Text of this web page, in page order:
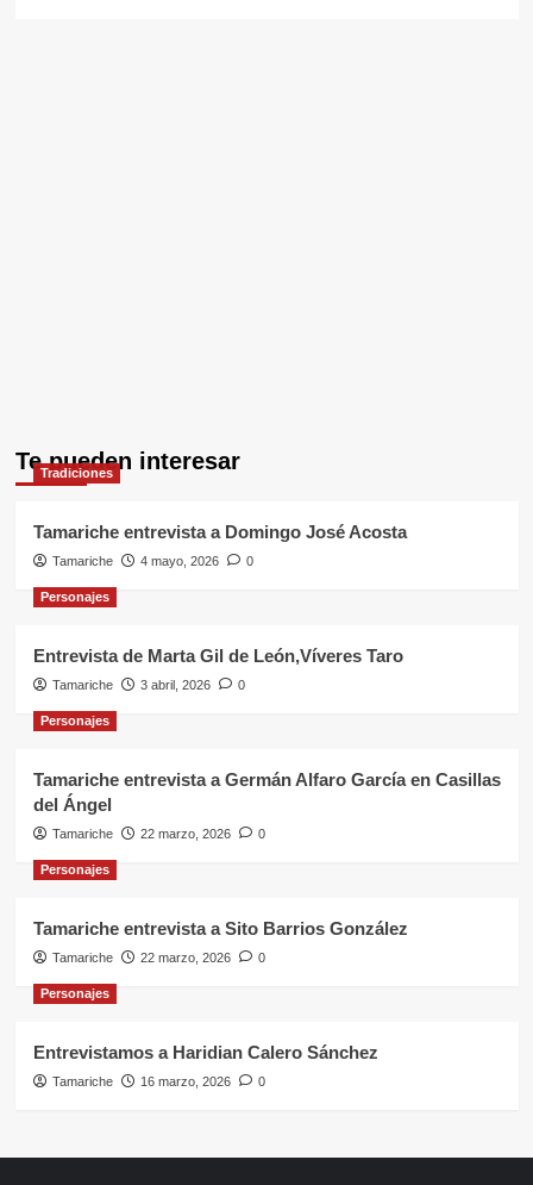
Te pueden interesar
Tradiciones
Tamariche entrevista a Domingo José Acosta
Tamariche 4 mayo, 2026 0
Personajes
Entrevista de Marta Gil de León,Víveres Taro
Tamariche 3 abril, 2026 0
Personajes
Tamariche entrevista a Germán Alfaro García en Casillas
del Ángel
Tamariche 22 marzo, 2026 0
Personajes
Tamariche entrevista a Sito Barrios González
Tamariche 22 marzo, 2026 0
Personajes
Entrevistamos a Haridian Calero Sánchez
Tamariche 16 marzo, 2026 0